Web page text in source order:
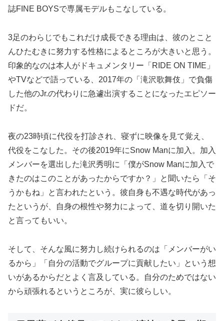
誌FINE BOYSで専属モデルもこなしている。
3足のわらじでもこれだけ成長できる理由は、彼のとこと
んひたむきに努力する性格によるところが大きいと思う。
印象的なのは本人がドキュメンタリー「RIDE ON TIME」
やTVなどで語っている、2017年の「滝沢歌舞伎」で負傷
した他のJr.の代わりに急遽出演することになったエピソー
ドだ。
夜の23時頃に代役を打診され、寝ずに映像を見て覚え、
代役をこなした。その後2019年にSnow Manに加入。加入
メンバーを選出した滝沢秀明に「僕がSnow Manに加入で
きたのはこのことがあったからですか？」と聞いたら「そ
うかもね」と言われたという。彼自身も不遇な時代があっ
たというが、自身の根性や努力によって、道を切り開いた
と言ってもいい。
そして、そんな風に努力し続けられるのは「メンバーがい
るから」「自分の活動でグループに貢献したい」という想
いがあるからだとよく言及している。自分のためではない
から頑張れるというところが、実に彼らしい。